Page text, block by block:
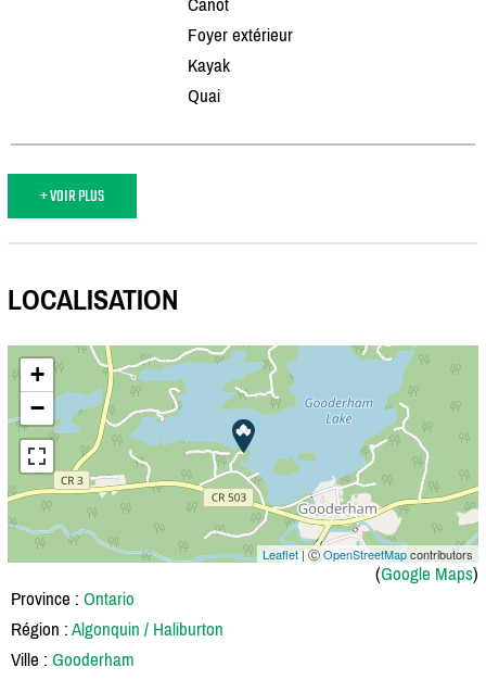
Foyer extérieur
Kayak
Quai
+ VOIR PLUS
LOCALISATION
+
−
Leaflet | ⒸOpenStreetMapcontributors
(Google Maps)
Province : Ontario
Région : Algonquin / Haliburton
Ville : Gooderham